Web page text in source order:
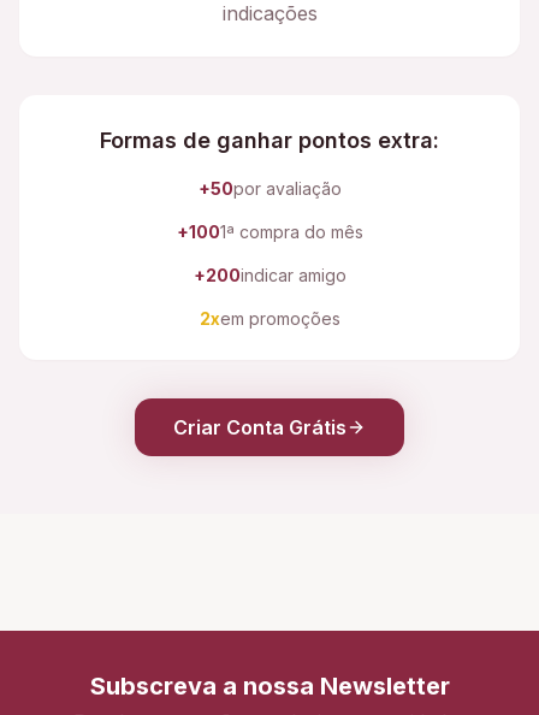
indicações
Formas de ganhar pontos extra:
+50por avaliação
+1001ª compra do mês
+200indicar amigo
2xem promoções
Criar Conta Grátis
Subscreva a nossa Newsletter